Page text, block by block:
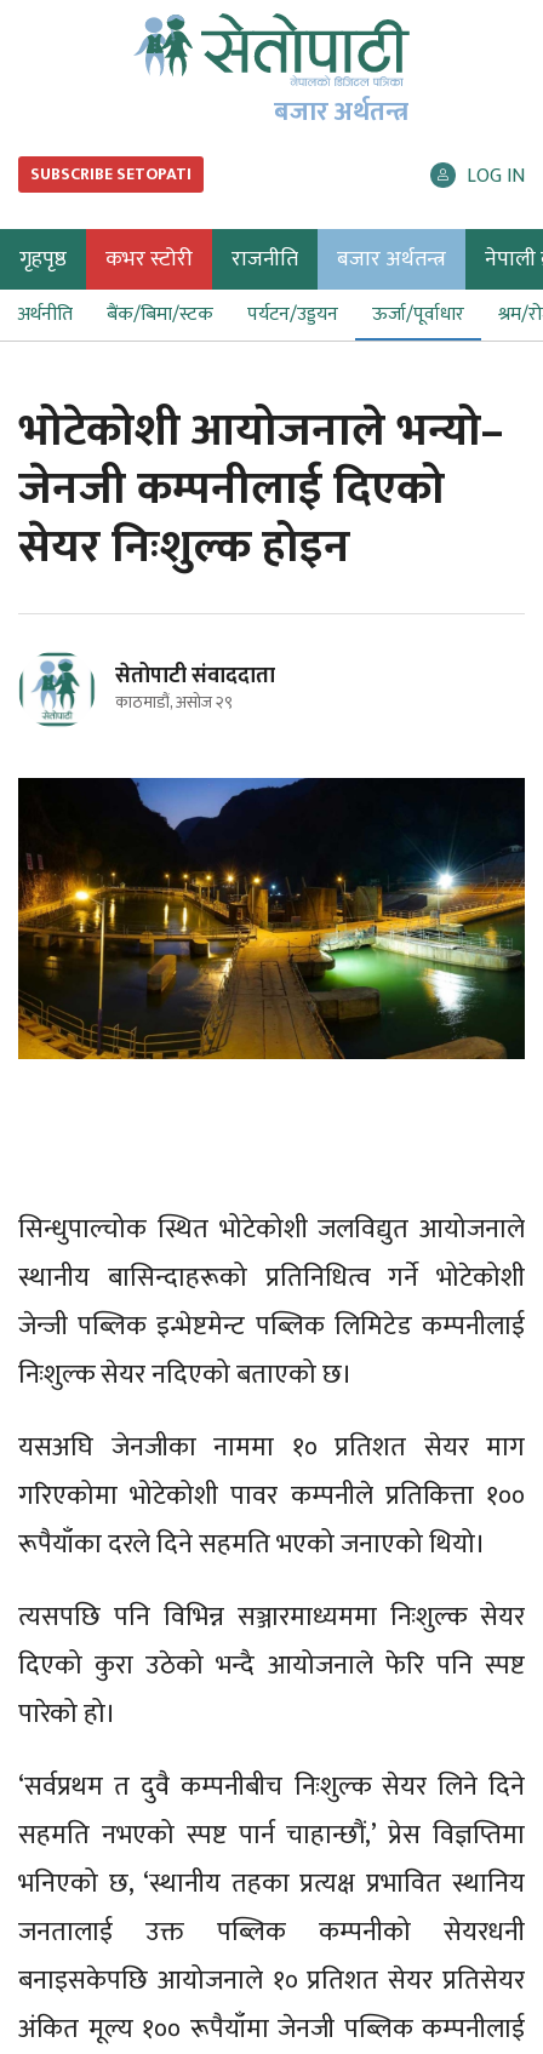
बजार अर्थतन्त्र
SUBSCRIBE SETOPATI LOG IN
गृहपृष्ठ कभर स्टोरी राजनीति बजार अर्थतन्त्र नेपाली
अर्थनीति बैंक/बिमा/स्टक पर्यटन/उड्डयन ऊर्जा/पूर्वाधार श्रम/
भोटेकोशी आयोजनाले भन्यो–
जेनजी कम्पनीलाई दिएको
सेयर निःशुल्क होइन
सेतोपाटी संवाददाता
काठमाडौं, असोज २९
सिन्धुपाल्चोक स्थित भोटेकोशी जलविद्युत आयोजनाले
स्थानीय बासिन्दाहरूको प्रतिनिधित्व गर्ने भोटेकोशी
जेन्जी पब्लिक इन्भेष्टमेन्ट पब्लिक लिमिटेड कम्पनीलाई
निःशुल्क सेयर नदिएको बताएको छ।
यसअघि जेनजीका नाममा १० प्रतिशत सेयर माग
गरिएकोमा भोटेकोशी पावर कम्पनीले प्रतिकित्ता १००
रूपैयाँका दरले दिने सहमति भएको जनाएको थियो।
त्यसपछि पनि विभिन्न सञ्जारमाध्यममा निःशुल्क सेयर
दिएको कुरा उठेको भन्दै आयोजनाले फेरि पनि स्पष्ट
पारेको हो।
‘सर्वप्रथम त दुवै कम्पनीबीच निःशुल्क सेयर लिने दिने
सहमति नभएको स्पष्ट पार्न चाहान्छौं,’ प्रेस विज्ञप्तिमा
भनिएको छ, ‘स्थानीय तहका प्रत्यक्ष प्रभावित स्थानिय
जनतालाई उक्त पब्लिक कम्पनीको सेयरधनी
बनाइसकेपछि आयोजनाले १० प्रतिशत सेयर प्रतिसेयर
अंकित मूल्य १०० रूपैयाँमा जेनजी पब्लिक कम्पनीलाई